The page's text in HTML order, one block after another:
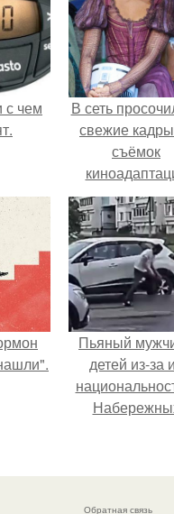
с чем
В сеть
свежие
съёмок
"Рапунцель",
внимание
оказалось
приковано к
крофт.
Пьяный
детей из-за
Обратная связь